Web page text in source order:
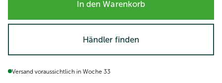
In den Warenkorb
Händler finden
Versand voraussichtlich in Woche 33